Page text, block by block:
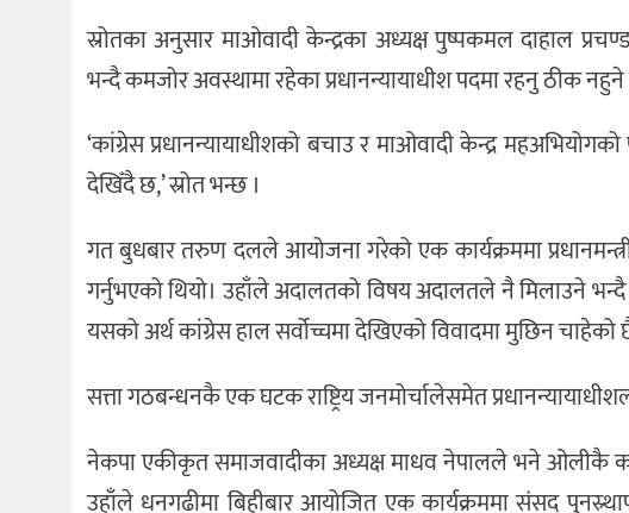
स्रोतका अनुसार माओवादी केन्द्रका अध्यक्ष पुष्पकमल दाहाल
भन्दै कमजोर अवस्थामा रहेका प्रधानन्यायाधीश पदमा रहनु ठीक
‘कांग्रेस प्रधानन्यायाधीशको बचाउ र माओवादी केन्द्र
देखिँदै छ,’ स्रोत भन्छ ।
गत बुधबार तरुण दलले आयोजना गरेको एक कार्यक्रममा
गर्नुभएको थियो। उहाँले अदालतको विषय अदालतले नै मिलाउने
यसको अर्थ कांग्रेस हाल सर्वोच्चमा देखिएको विवादमा मुछिन चाहेको
सत्ता गठबन्धनकै एक घटक राष्ट्रिय जनमोर्चालेसमेत
नेकपा एकीकृत समाजवादीका अध्यक्ष माधव नेपालले भने ओलीकै
उहाँले धनगढीमा बिहीबार आयोजित एक कार्यक्रममा संसद्